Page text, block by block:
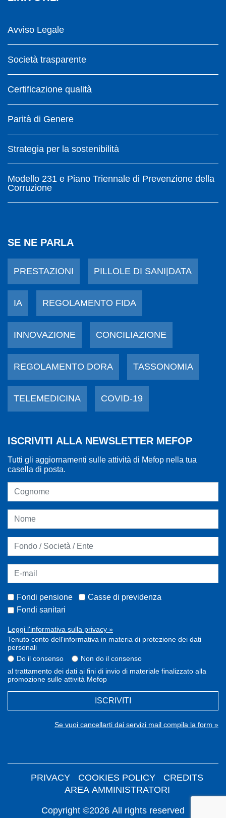
Avviso Legale
Società trasparente
Certificazione qualità
Parità di Genere
Strategia per la sostenibilità
Modello 231 e Piano Triennale di Prevenzione della
Corruzione
SE NE PARLA
PRESTAZIONI PILLOLE DI SANI|DATA
IA REGOLAMENTO FIDA
INNOVAZIONE CONCILIAZIONE
REGOLAMENTO DORA TASSONOMIA
TELEMEDICINA COVID-19
ISCRIVITI ALLA NEWSLETTER MEFOP
Tutti gli aggiornamenti sulle attività di Mefop nella tua
casella di posta.
Fondi pensione
Casse di previdenza
Fondi sanitari
Leggi l'informativa sulla privacy »
Tenuto conto dell'informativa in materia di protezione dei dati
personali
Do il consenso
Non do il consenso
al trattamento dei dati ai fini di invio di materiale finalizzato alla
promozione sulle attività Mefop
ISCRIVITI
Se vuoi cancellarti dai servizi mail compila la form »
Copyright ©2026 All rights reserved
PRIVACY COOKIES POLICY
CREDITS
AREA AMMINISTRATORI